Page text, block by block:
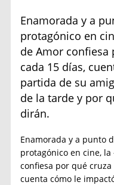
Enamorada y a
protagónico en
de Amor confiesa
cada 15 días,
partida de su
de la tarde y por
dirán.
Enamorada y a punto
protagónico en cine, la
confiesa por qué
cuenta cómo le